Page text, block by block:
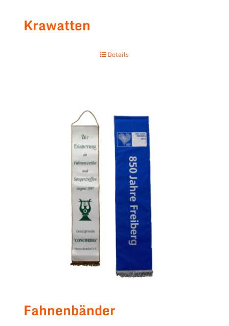
Krawatten
Details
Fahnenbänder